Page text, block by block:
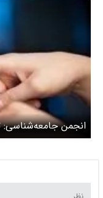
انجمن جامعه‌شناسی:
اجتماعی و سرمایه